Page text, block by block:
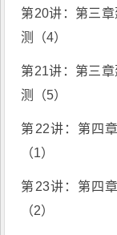
第20讲：第三
测（4）
第21讲：第三
测（5）
第22讲：第四
（1）
第23讲：第四
（2）